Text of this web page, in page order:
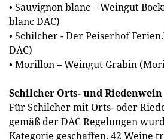
• Sauvignon blanc – Weingut
blanc DAC)
• Schilcher - Der Peiserhof
DAC)
• Morillon – Weingut Grabin
Schilcher Orts- und Riedenwein
Für Schilcher mit Orts- oder
gemäß der DAC Regelungen
Kategorie geschaffen. 42 Weine